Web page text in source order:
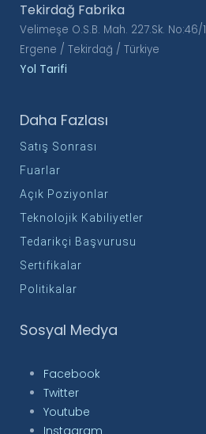
Tekirdağ Fabrika
Velimeşe O.S.B. Mah. 227.Sk. No:46/1
Ergene / Tekirdağ / Türkiye
Yol Tarifi
Daha Fazlası
Satış Sonrası
Fuarlar
Açık Poziyonlar
Teknolojik Kabiliyetler
Tedarikçi Başvurusu
Sertifikalar
Politikalar
Sosyal Medya
Facebook
Twitter
Youtube
Instagram